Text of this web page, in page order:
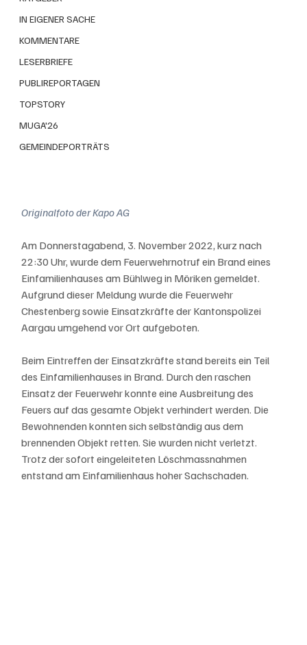
IN EIGENER SACHE
KOMMENTARE
LESERBRIEFE
PUBLIREPORTAGEN
TOPSTORY
MUGA'26
GEMEINDEPORTRÄTS
Originalfoto der Kapo AG
Am Donnerstagabend, 3. November 2022, kurz nach
22:30 Uhr, wurde dem Feuerwehrnotruf ein Brand eines
Einfamilienhauses am Bühlweg in Möriken gemeldet.
Aufgrund dieser Meldung wurde die Feuerwehr
Chestenberg sowie Einsatzkräfte der Kantonspolizei
Aargau umgehend vor Ort aufgeboten.
Beim Eintreffen der Einsatzkräfte stand bereits ein Teil
des Einfamilienhauses in Brand. Durch den raschen
Einsatz der Feuerwehr konnte eine Ausbreitung des
Feuers auf das gesamte Objekt verhindert werden. Die
Bewohnenden konnten sich selbständig aus dem
brennenden Objekt retten. Sie wurden nicht verletzt.
Trotz der sofort eingeleiteten Löschmassnahmen
entstand am Einfamilienhaus hoher Sachschaden.